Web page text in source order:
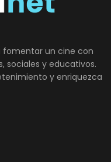
fomentar un cine con
sociales y educativos.
y enriquezca